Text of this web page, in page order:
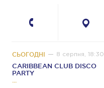
СЬОГОДНІ 8 серпня, 18:30
CARIBBEAN CLUB DISCO
PARTY